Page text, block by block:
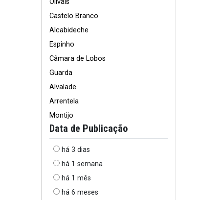
Olivais
Castelo Branco
Alcabideche
Espinho
Câmara de Lobos
Guarda
Alvalade
Arrentela
Montijo
Data de Publicação
há 3 dias
há 1 semana
há 1 mês
há 6 meses